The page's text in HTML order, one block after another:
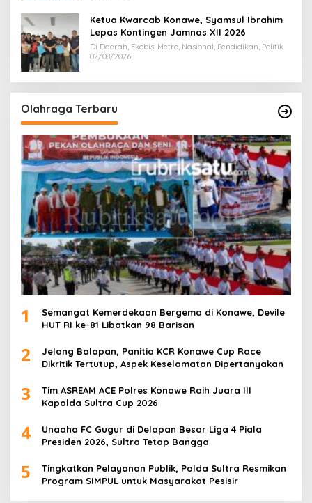
Ketua Kwarcab Konawe, Syamsul Ibrahim
Lepas Kontingen Jamnas XII 2026
Di Daerah, Ekobis, Metro, Nasional, Pendidikan, Politik
02/08/2026
Olahraga Terbaru
1
Semangat Kemerdekaan Bergema di Konawe, Devile
HUT RI ke-81 Libatkan 98 Barisan
2
Jelang Balapan, Panitia KCR Konawe Cup Race
Dikritik Tertutup, Aspek Keselamatan Dipertanyakan
3
Tim ASREAM ACE Polres Konawe Raih Juara III
Kapolda Sultra Cup 2026
4
Unaaha FC Gugur di Delapan Besar Liga 4 Piala
Presiden 2026, Sultra Tetap Bangga
5
Tingkatkan Pelayanan Publik, Polda Sultra Resmikan
Program SIMPUL untuk Masyarakat Pesisir